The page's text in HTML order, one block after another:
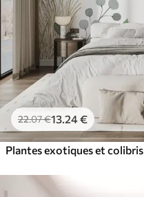
22.07€13 .24€
Plantes exotiques et colibris